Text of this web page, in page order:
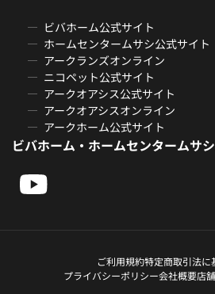
ビバホーム公式サイト
ホームセンタームサシ公式サイト
アークランズオンライン
ニコペット公式サイト
アークオアシス公式サイト
アークオアシスオンライン
アークホーム公式サイト
ビバホーム・ホームセンタームサ
ご利用規約特定商取引法に
プライバシーポリシー会社概要店